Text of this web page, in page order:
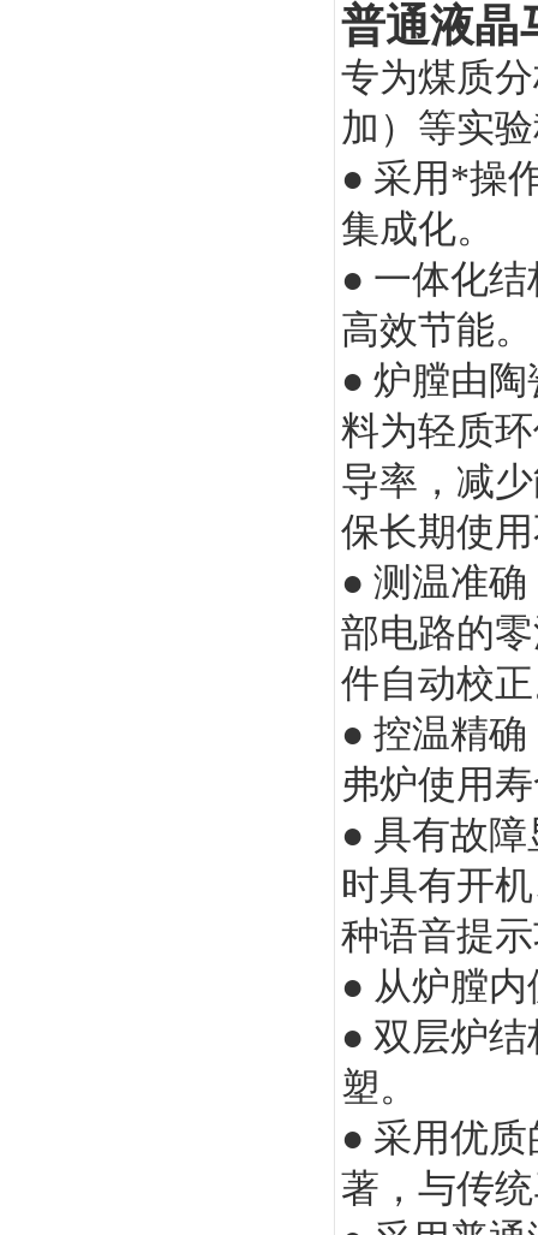
普通液晶
专为煤质
加）等实
● 采用*操
集成化。
● 一体化
高效节能。
● 炉膛由
料为轻质
导率，减
保长期使
● 测温准
部电路的
件自动校
● 控温精
弗炉使用
● 具有故
时具有开
种语音提
● 从炉膛
● 双层炉
塑。
● 采用优
著，与传